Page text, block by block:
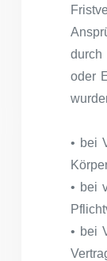
durch
oder
• bei
• bei
• bei